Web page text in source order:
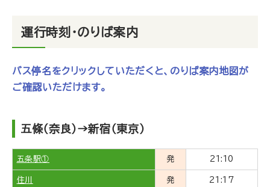
運行時刻・のりば案内
バス停名をクリックしていただくと、のりば案内地図が
ご確認いただけます。
五條（奈良）→新宿（東京）
五条駅① 発 21:10
住川 発 21:17